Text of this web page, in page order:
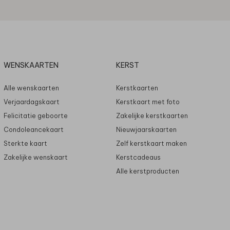
WENSKAARTEN
Alle wenskaarten
Verjaardagskaart
Felicitatie geboorte
Condoleancekaart
Sterkte kaart
Zakelijke wenskaart
KERST
Kerstkaarten
Kerstkaart met foto
Zakelijke kerstkaarten
Nieuwjaarskaarten
Zelf kerstkaart maken
Kerstcadeaus
Alle kerstproducten